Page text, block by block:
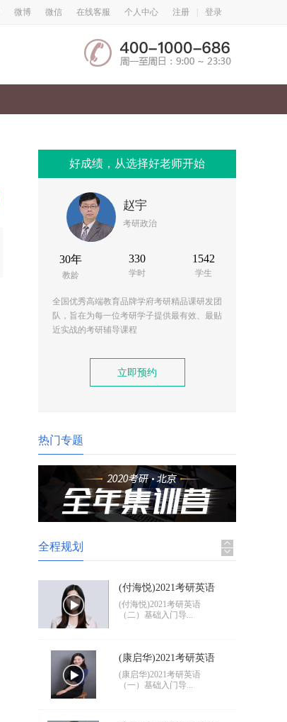
微博 微信 在线客服 个人中心 注册 登录
好成绩，从选择好老师开始
赵宇
考研政治
30年
教龄
330
学时
1542
学生
全国优秀高端教育品牌学府考研精品课研发团
队，旨在为每一位考研学子提供最有效、最贴
近实战的考研辅导课程
立即预约
热门专题
全程规划
(付海悦)2021考研英语
2021考研政治基础入门
导学
2021考研政治基础入门体
验班
(付海悦)2021考研英语
（二）基础入门导学
(付海悦)2021考研英语
（二）基础入门导...
(康启华)2021考研英语
（一）基础入门导学
(康启华)2021考研英语
（一）基础入门导...